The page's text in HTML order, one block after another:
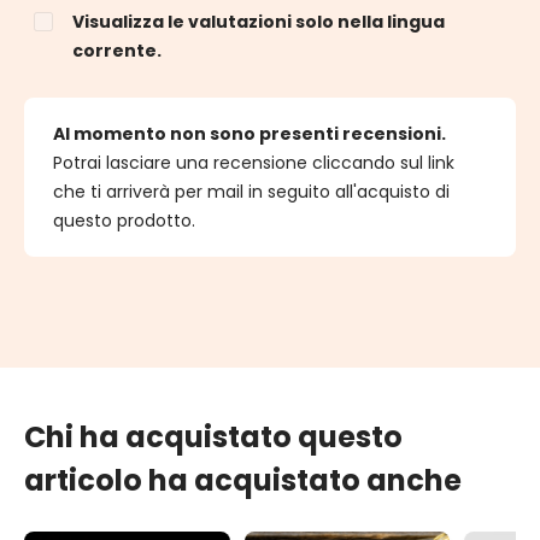
Visualizza le valutazioni solo nella lingua
corrente.
Al momento non sono presenti recensioni.
Potrai lasciare una recensione cliccando sul link
che ti arriverà per mail in seguito all'acquisto di
questo prodotto.
Chi ha acquistato questo
articolo ha acquistato anche